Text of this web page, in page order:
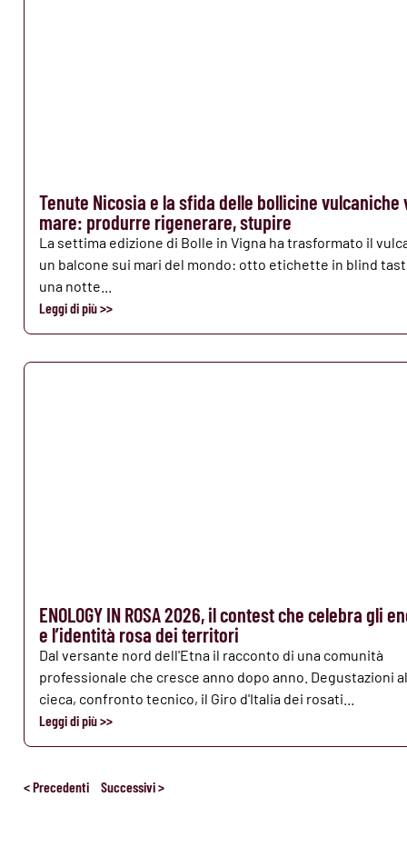
Tenute Nicosia e la sfida delle bollicine vulcaniche
mare: produrre rigenerare, stupire
La settima edizione di Bolle in Vigna ha trasformato il
un balcone sui mari del mondo: otto etichette in blind
una notte...
Leggi di più >>
ENOLOGY IN ROSA 2026, il contest che celebra gli
e l’identità rosa dei territori
Dal versante nord dell'Etna il racconto di una comunità
professionale che cresce anno dopo anno. Degustazioni
cieca, confronto tecnico, il Giro d'Italia dei rosati...
Leggi di più >>
< Precedenti Successivi >